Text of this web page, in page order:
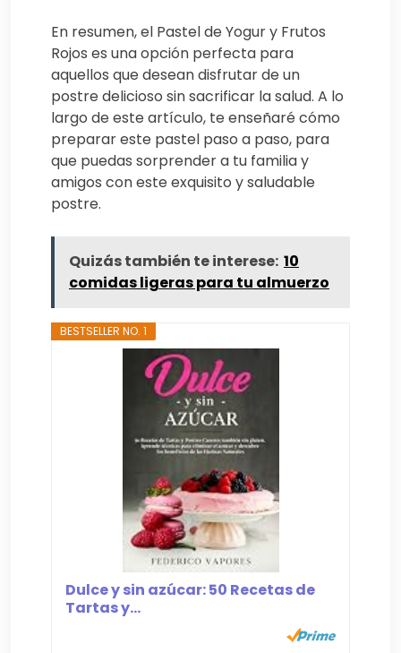
En resumen, el Pastel de Yogur y Frutos
Rojos es una opción perfecta para
aquellos que desean disfrutar de un
postre delicioso sin sacrificar la salud. A lo
largo de este artículo, te enseñaré cómo
preparar este pastel paso a paso, para
que puedas sorprender a tu familia y
amigos con este exquisito y saludable
postre.
Quizás también te interese: 10
comidas ligeras para tu almuerzo
BESTSELLER NO. 1
Dulce y sin azúcar: 50 Recetas de
Tartas y...